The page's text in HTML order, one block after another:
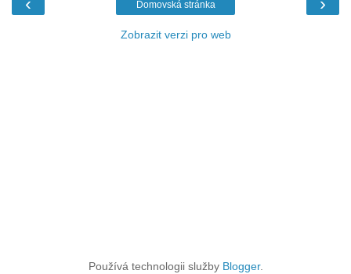
Domovská stránka
Zobrazit verzi pro web
Používá technologii služby Blogger.